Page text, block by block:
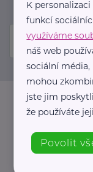
K
funkcí
využíváme
náš web
sociální
mohou
jste jim
že používáte
Povolit